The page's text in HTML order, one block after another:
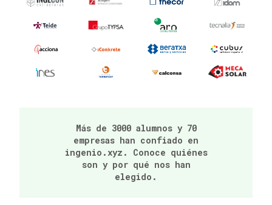
Más de 3000 alumnos y 70
empresas han confiado en
ingenio.xyz. Conoce quiénes
son y por qué nos han
elegido.